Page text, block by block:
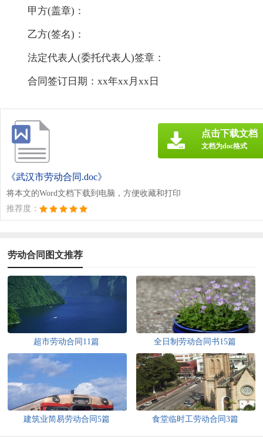
甲方(盖章)：
乙方(签名)：
法定代表人(委托代表人)签章：
合同签订日期：xx年xx月xx日
《武汉市劳动合同.doc》
将本文的Word文档下载到电脑，方便收藏和打印
推荐度：
点击下载文档
文档为doc格式
劳动合同图文推荐
超市劳动合同11篇 全日制劳动合同书15篇
建筑业简易劳动合同5篇 食堂临时工劳动合同3篇